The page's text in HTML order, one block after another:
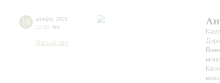
18 ноября 2021
19:00 Чт
Малый зал